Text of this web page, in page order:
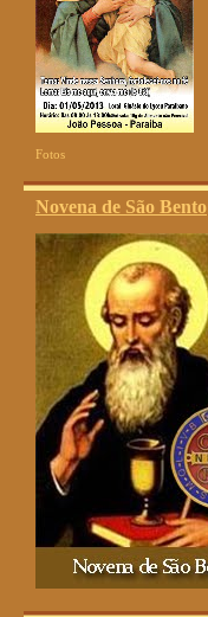
Fotos
Novena de São Bento